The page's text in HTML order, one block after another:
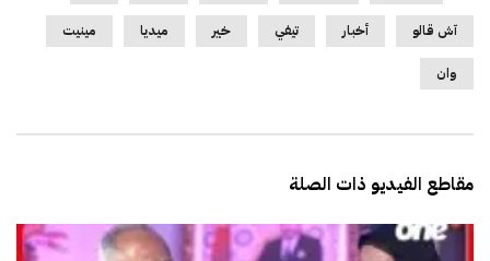
آش قالو أخبار تيفي خير ميديا مينيت
وان
مقاطع الفيديو ذات الصلة